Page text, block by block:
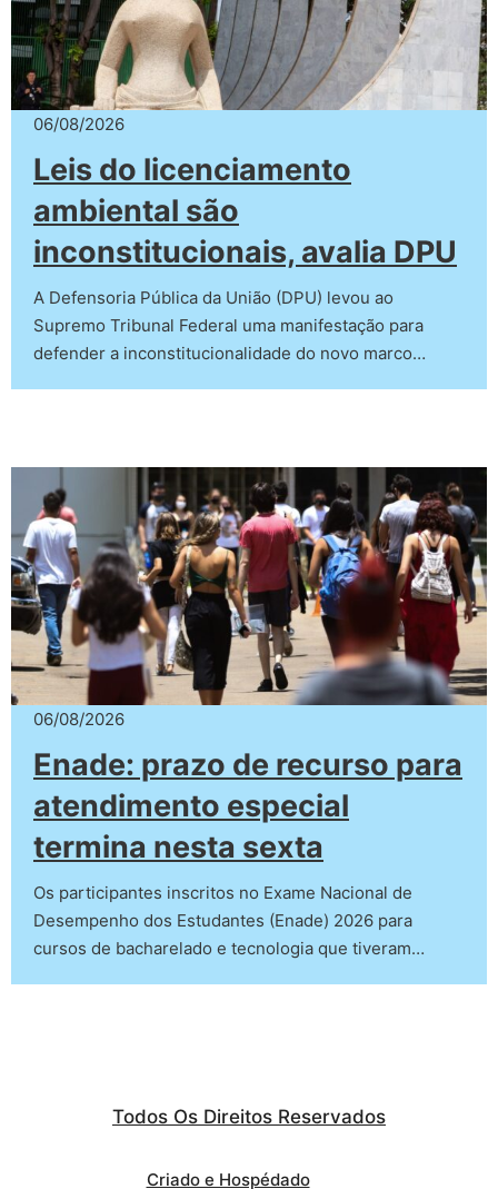
06/08/2026
Leis do licenciamento
ambiental são
inconstitucionais, avalia DPU
A Defensoria Pública da União (DPU) levou ao
Supremo Tribunal Federal uma manifestação para
defender a inconstitucionalidade do novo marco…
06/08/2026
Enade: prazo de recurso para
atendimento especial
termina nesta sexta
Os participantes inscritos no Exame Nacional de
Desempenho dos Estudantes (Enade) 2026 para
cursos de bacharelado e tecnologia que tiveram…
Todos Os Direitos Reservados
Criado e Hospédado